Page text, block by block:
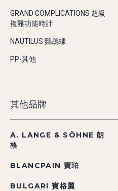
GRAND COMPLICATIONS 超級
複雜功能時計
NAUTILUS 鸚鵡螺
PP-其他
其他品牌
A. LANGE & SÖHNE 朗
格
BLANCPAIN 寶珀
BULGARI 寶格麗